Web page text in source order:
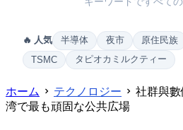
🔥 人気 半導体 夜市 原住民族
TSMC
タピオカミルクティー
ホーム テクノロジー 社群與
湾で最も頑固な公共広場